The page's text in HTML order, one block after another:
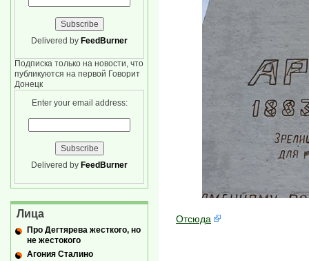
Отсюда
Delivered by FeedBurner
Подписка только на новости, что
публикуются на первой Говорит
Донецк
Enter your email address:
Delivered by FeedBurner
Лица
Про Дегтярева жесткого, но
не жестокого
Агония Сталино